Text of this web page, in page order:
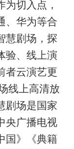
切入点，
、华为等合
慧剧场，探
验、线上演
者云演艺更
线上高清放
剧场是国家
央广播电视
国》《典籍